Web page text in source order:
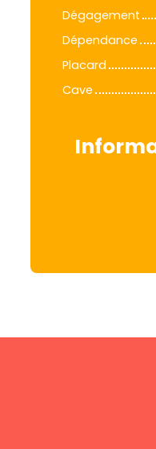
Dégagement
Dépendance
Placard
Cave